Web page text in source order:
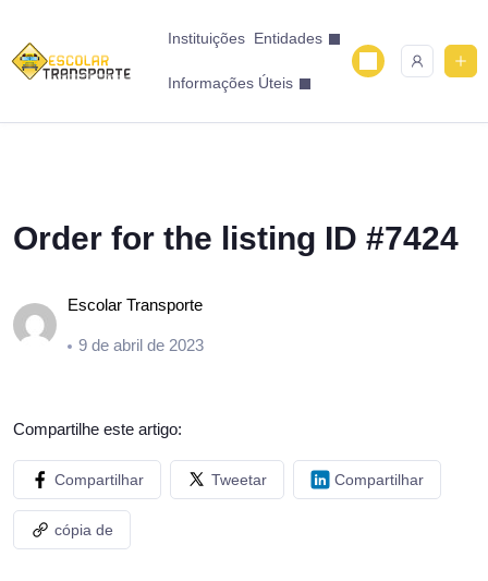
Instituições Entidades
Informações Úteis
Order for the listing ID #7424
Escolar Transporte
9 de abril de 2023
Compartilhe este artigo:
Compartilhar Tweetar Compartilhar
cópia de